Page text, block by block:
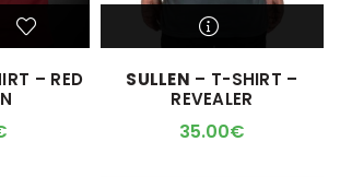
– RED
plusieurs
variations.
Les
M'ALERTER QUAND
L'ARTICLE SERA DISPO !
SULLEN – T-SHIRT –
REVEALER
35.00€